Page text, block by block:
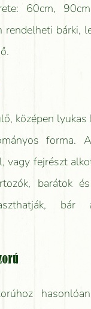
60cm,
rendelheti bárki,
középen lyukas
forma.
vagy fejrészt
barátok
bár